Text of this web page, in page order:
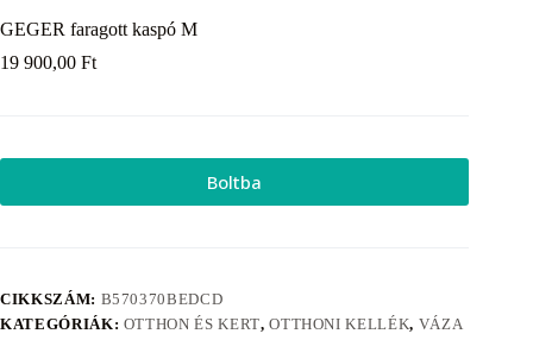
GEGER faragott kaspó M
19 900,00 Ft
Boltba
CIKKSZÁM: B570370BEDCD
KATEGÓRIÁK: OTTHON ÉS KERT,OTTHONI KELLÉK, VÁZA